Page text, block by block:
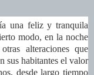
una feliz y tranquila
modo, en la noche
alteraciones que
sus habitantes el valor
desde largo tiempo